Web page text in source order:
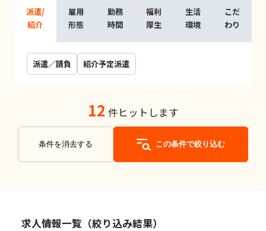
派遣/
紹介
雇用
形態
勤務
時間
福利
厚生
生活
環境
こだ
わり
派遣／請負 紹介予定派遣
12 件ヒットします
条件を消去する この条件で絞り込む
求人情報一覧（絞り込み結果）